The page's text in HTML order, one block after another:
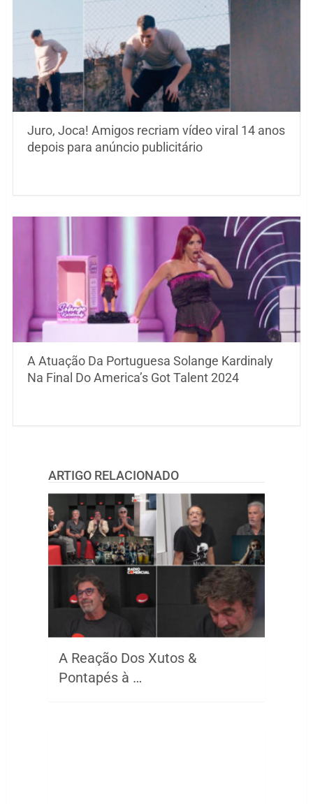
Juro, Joca! Amigos recriam vídeo viral 14 anos
depois para anúncio publicitário
A Atuação Da Portuguesa Solange Kardinaly
Na Final Do America’s Got Talent 2024
ARTIGO RELACIONADO
A Reação Dos Xutos &
Pontapés à …